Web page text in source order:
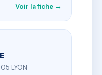
Voir la fiche →
LYON